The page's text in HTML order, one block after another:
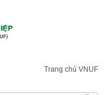
Trang chủ VNUF